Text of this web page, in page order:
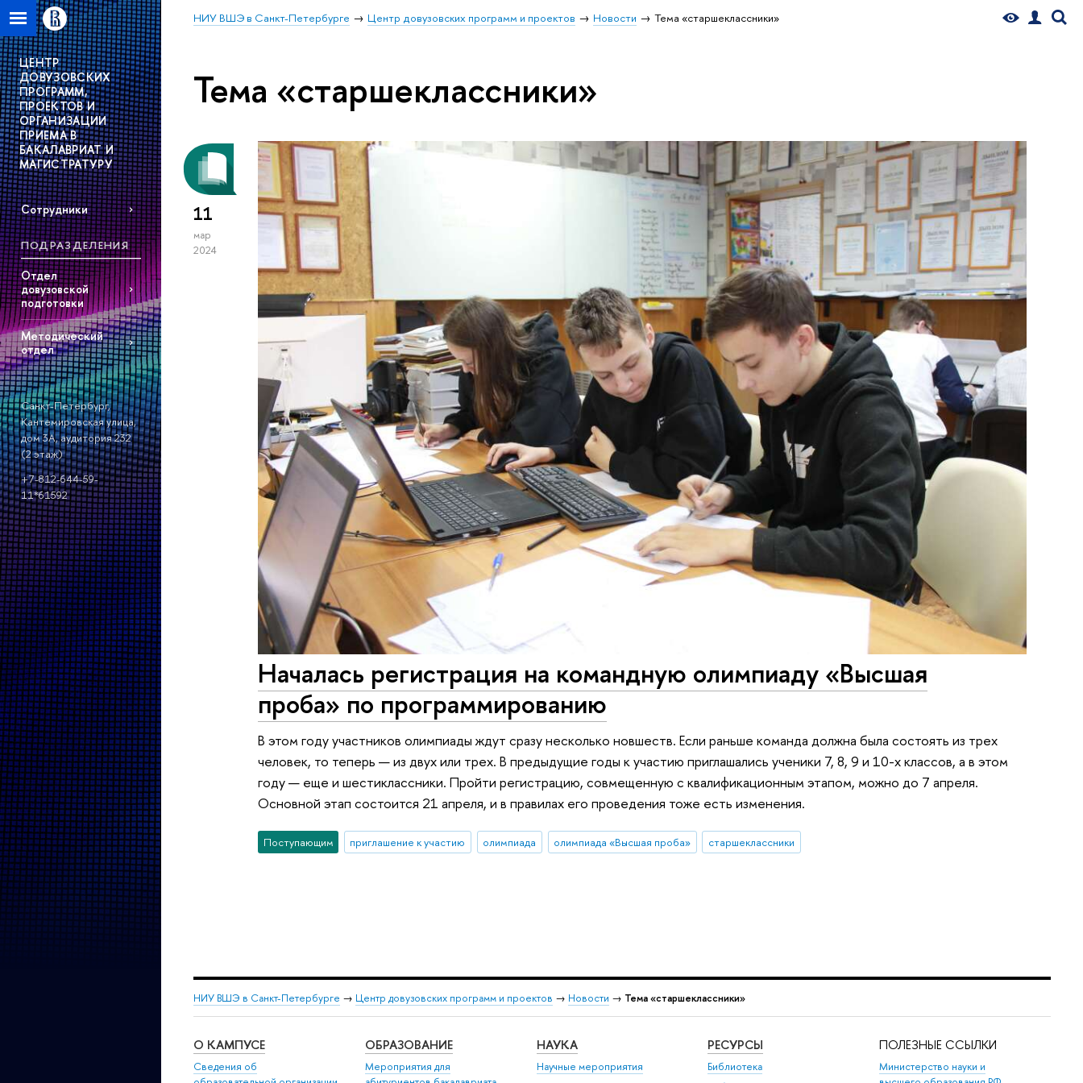
НИУ ВШЭ в Санкт-Петербурге Центр довузовских программ и проектов Новости Тема «старшеклассники»
ЦЕНТР
ДОВУЗОВСКИХ
ПРОГРАММ,
ПРОЕКТОВ И
ОРГАНИЗАЦИИ
ПРИЕМА В
БАКАЛАВРИАТ И
МАГИСТРАТУРУ
Сотрудники
ПОДРАЗДЕЛЕНИЯ
Отдел
довузовской
подготовки
Методический
отдел
Санкт-Петербург,
Кантемировская улица,
дом 3А, аудитория 232
(2 этаж)
+7-812-644-59-
11*61592
Тема «старшеклассники»
11
мар
2024
Началась регистрация на командную олимпиаду «Высшая
проба» по программированию
В этом году участников олимпиады ждут сразу несколько новшеств. Если раньше команда должна была состоять из трех
человек, то теперь — из двух или трех. В предыдущие годы к участию приглашались ученики 7, 8, 9 и 10-х классов, а в этом
году — еще и шестиклассники. Пройти регистрацию, совмещенную с квалификационным этапом, можно до 7 апреля.
Основной этап состоится 21 апреля, и в правилах его проведения тоже есть изменения.
Поступающим приглашение к участию олимпиада олимпиада «Высшая проба» старшеклассники
НИУ ВШЭ в Санкт-Петербурге → Центр довузовских программ и проектов → Новости → Тема «старшеклассники»
О КАМПУСЕ
Сведения об
ОБРАЗОВАНИЕ
Мероприятия для
НАУКА
Научные мероприятия
РЕСУРСЫ
Библиотека
ПОЛЕЗНЫЕ ССЫЛКИ
Министерство науки и